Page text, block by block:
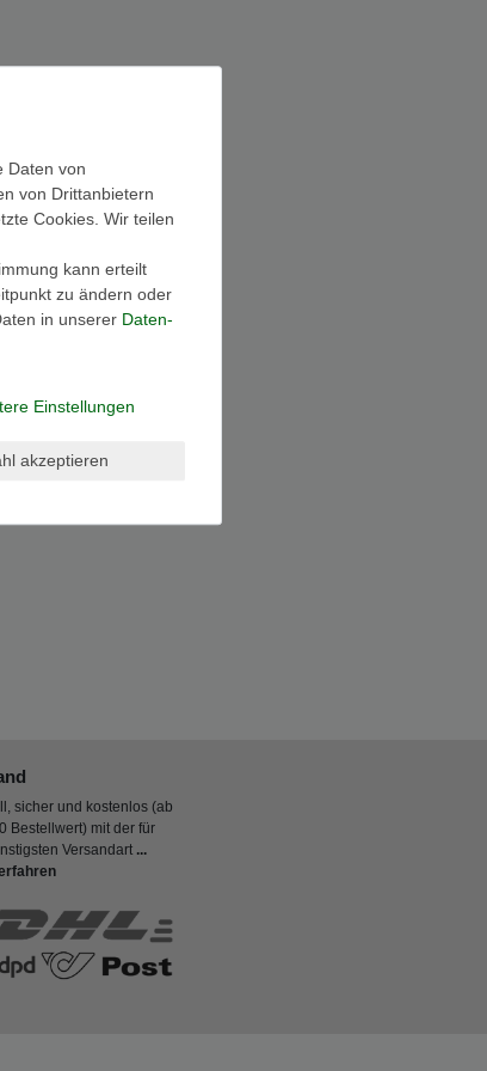
sicher und kostenlos (ab
Bestellwert) mit der für
Versandart ...
Daten von
von Drittanbietern
Cookies. Wir teilen
kann erteilt
zu ändern oder
in unserer Daten­
Einstellungen
akzeptieren